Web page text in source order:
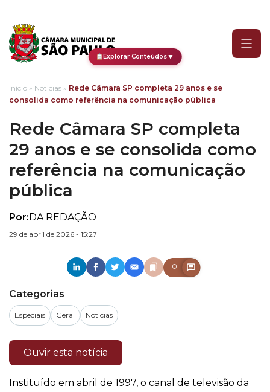
Explorar Conteúdos▼
Início » Notícias » Rede Câmara SP completa 29 anos e se
consolida como referência na comunicação pública
Rede Câmara SP completa
29 anos e se consolida como
referência na comunicação
pública
Por:DA REDAÇÃO
29 de abril de 2026 - 15:27
0
Categorias
Especiais Geral Notícias
Ouvir esta notícia
Instituído em abril de 1997, o canal de televisão da